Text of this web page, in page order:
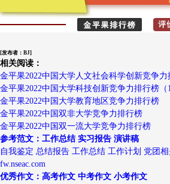
[发布者：BJ]
相关阅读：
金平果2022中国大学人文社会科学创新竞争力
金平果2022中国大学科技创新竞争力排行榜（
金平果2022中国大学教育地区竞争力排行榜
金平果2022中国双非大学竞争力排行榜
金平果2022中国双一流大学竞争力排行榜
参考范文：工作总结 实习报告 演讲稿
自我鉴定 总结报告 工作总结 工作计划 党团
fw.nseac.com
优秀作文：高考作文 中考作文 小考作文